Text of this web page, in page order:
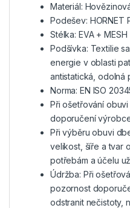
Materiál:
Podešev: HORNET
Stélka: EVA + MESH
Podšívka: Textilie
energie v oblasti
antistatická, odolná
Norma: EN ISO
Při ošetřování
doporučení
Při výběru obuvi
velikost, šíře a tvar
potřebám a účelu
Údržba: Při
pozornost
odstranit nečistoty,